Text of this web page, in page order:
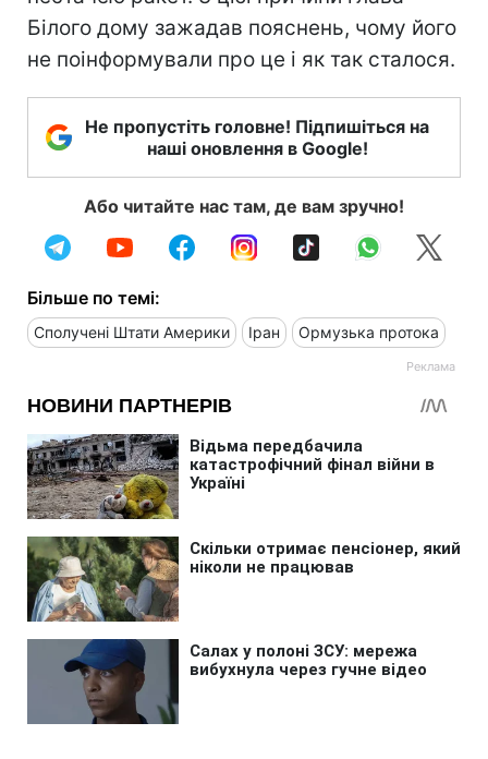
Білого дому зажадав пояснень, чому його
не поінформували про це і як так сталося.
Не пропустіть головне! Підпишіться на
наші оновлення в Google!
Або читайте нас там, де вам зручно!
Більше по темі:
Сполучені Штати Америки Іран Ормузька протока